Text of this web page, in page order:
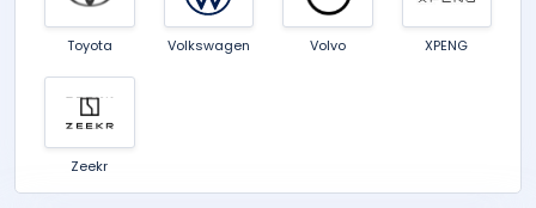
Toyota Volkswagen Volvo XPENG
Zeekr